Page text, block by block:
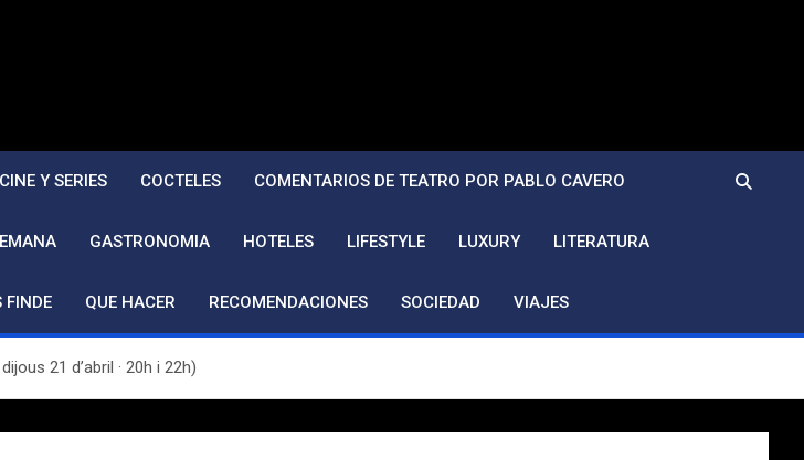
CINE Y SERIES COCTELES COMENTARIOS DE TEATRO POR PABLO CAVERO
GASTRONOMIA HOTELES LIFESTYLE LUXURY LITERATURA
FINDE QUE HACER RECOMENDACIONES SOCIEDAD VIAJES
21 d’abril · 20h i 22h)